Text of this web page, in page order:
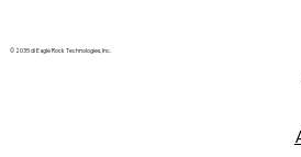
© 2035 di Eagle Rock Technologies, Inc.